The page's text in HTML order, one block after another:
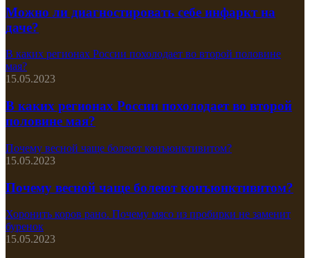
Можно ли диагностировать себе инфаркт на
даче?
В каких регионах России похолодает во второй половине
мая?
15.05.2023
В каких регионах России похолодает во второй
половине мая?
Почему весной чаще болеют конъюнктивитом?
15.05.2023
Почему весной чаще болеют конъюнктивитом?
Хоронить коров рано. Почему мясо из пробирки не заменит
буренок
15.05.2023